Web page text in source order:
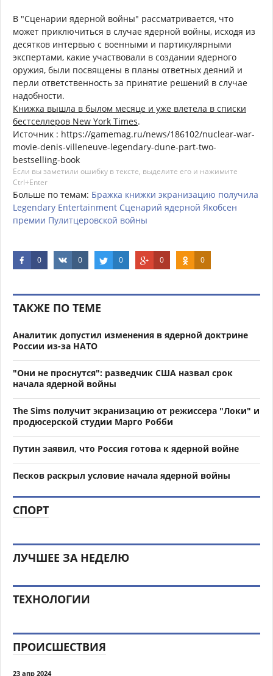
В "Сценарии ядерной войны" рассматривается, что
может приключиться в случае ядерной войны, исходя из
десятков интервью с военными и партикулярными
экспертами, какие участвовали в создании ядерного
оружия, были посвящены в планы ответных деяний и
перли ответственность за принятие решений в случае
надобности.
Книжка вышла в былом месяце и уже влетела в списки
бестселлеров New York Times.
Источник : https://gamemag.ru/news/186102/nuclear-war-
movie-denis-villeneuve-legendary-dune-part-two-
bestselling-book
Если вы заметили ошибку в тексте, выделите его и нажимите
Ctrl+Enter
Больше по темам: Бражка книжки экранизацию получила
Legendary Entertainment Сценарий ядерной Якобсен
премии Пулитцеровской войны
0 0 0 0 0
ТАКЖЕ ПО ТЕМЕ
Аналитик допустил изменения в ядерной доктрине
России из-за НАТО
"Они не проснутся": разведчик США назвал срок
начала ядерной войны
The Sims получит экранизацию от режиссера "Локи" и
продюсерской студии Марго Робби
Путин заявил, что Россия готова к ядерной войне
Песков раскрыл условие начала ядерной войны
СПОРТ
ЛУЧШЕЕ ЗА НЕДЕЛЮ
ТЕХНОЛОГИИ
ПРОИСШЕСТВИЯ
23 апр 2024